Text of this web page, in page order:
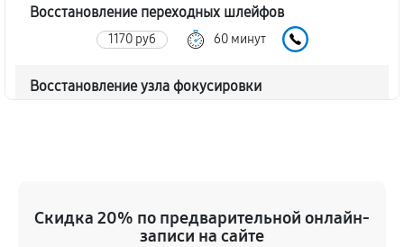
Восстановление переходных шлейфов
1170 руб 60 минут
Восстановление узла фокусировки
720 руб
Скидка 20% по предварительной онлайн-
записи на сайте